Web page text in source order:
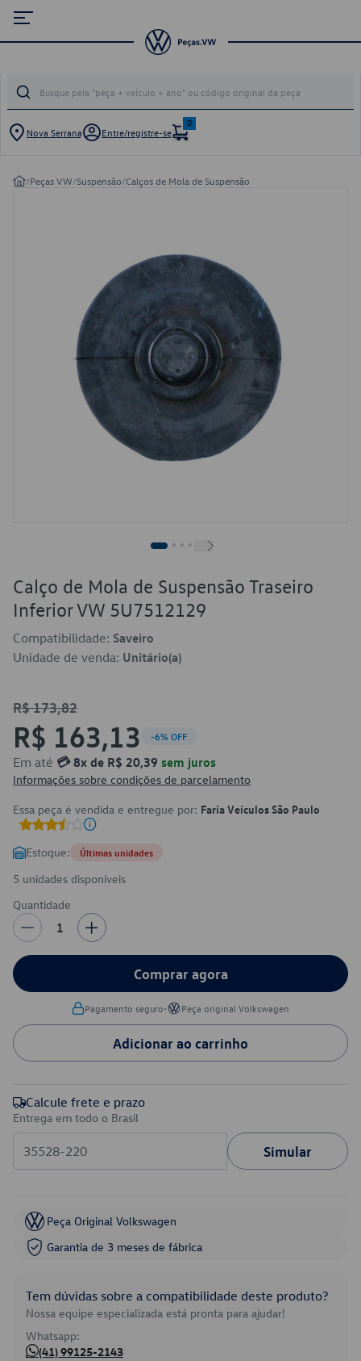
Nova Serrana Entre/registre-se
0
/Peças VW/Suspensão/Calços de Mola de Suspensão
Calço de Mola de Suspensão Traseiro
Inferior VW 5U7512129
Compatibilidade: Saveiro
Unidade de venda: Unitário(a)
R$ 173,82
R$ 163,13 -6% OFF
Em até 💳 8x de R$ 20,39 sem juros
Informações sobre condições de parcelamento
Essa peça é vendida e entregue por: Faria Veículos São Paulo
Estoque: Últimas unidades
5 unidades disponíveis
Quantidade
1
Comprar agora
Pagamento seguro• Peça original Volkswagen
Adicionar ao carrinho
Calcule frete e prazo
Entrega em todo o Brasil
Simular
Peça Original Volkswagen
Garantia de 3 meses de fábrica
Tem dúvidas sobre a compatibilidade deste produto?
Nossa equipe especializada está pronta para ajudar!
Whatsapp:
(41) 99125-2143